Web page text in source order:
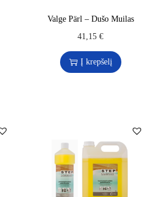
Valge Pärl – Dušo Muilas
41,15€
Į krepšelį